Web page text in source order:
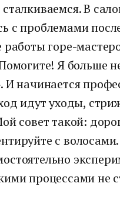
В
с проблемами
работы горе-
Я больше
И начинается
идут уходы,
совет такой:
с
процессами не